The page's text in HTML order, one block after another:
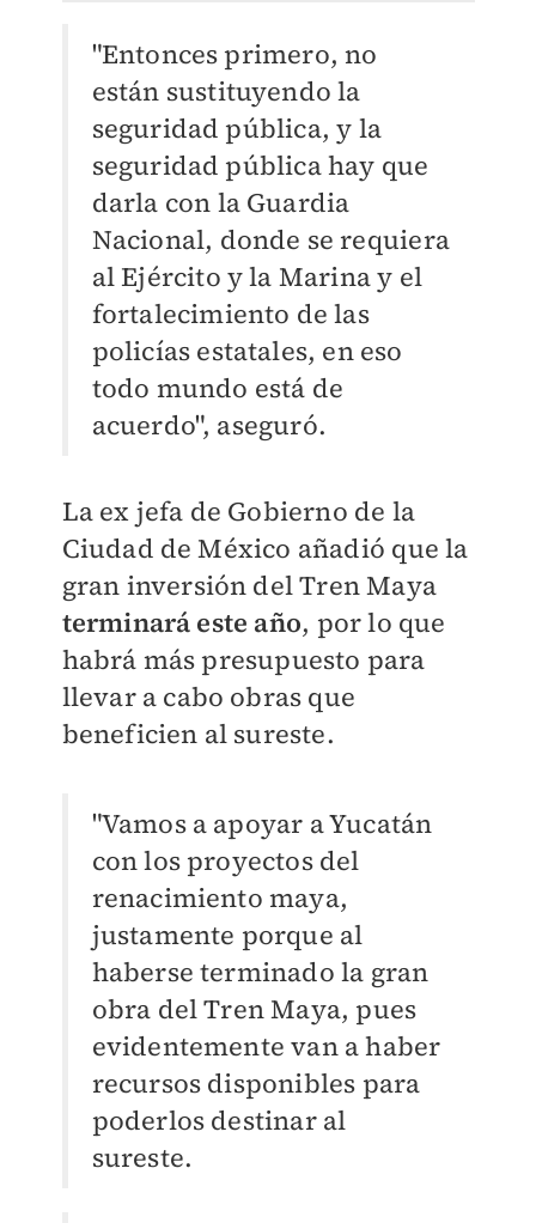
"Entonces primero, no
están sustituyendo la
seguridad pública, y la
seguridad pública hay que
darla con la Guardia
Nacional, donde se requiera
al Ejército y la Marina y el
fortalecimiento de las
policías estatales, en eso
todo mundo está de
acuerdo", aseguró.
La ex jefa de Gobierno de la
Ciudad de México añadió que la
gran inversión del Tren Maya
terminará este año, por lo que
habrá más presupuesto para
llevar a cabo obras que
beneficien al sureste.
"Vamos a apoyar a Yucatán
con los proyectos del
renacimiento maya,
justamente porque al
haberse terminado la gran
obra del Tren Maya, pues
evidentemente van a haber
recursos disponibles para
poderlos destinar al
sureste.